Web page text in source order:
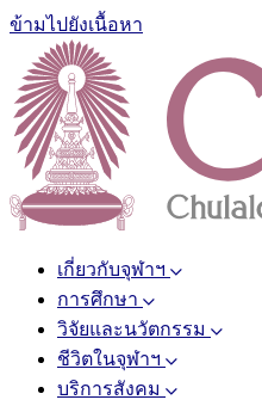
ข้ามไปยังเนื้อหา
เกี่ยวกับจุฬาฯ
การศึกษา
วิจัยและนวัตกรรม
ชีวิตในจุฬาฯ
บริการสังคม